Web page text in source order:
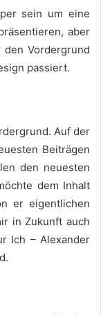
sein um eine
aber
Vordergrund
passiert.
Auf der
Beiträgen
den neuesten
dem Inhalt
er eigentlichen
in Zukunft auch
Ich – Alexander